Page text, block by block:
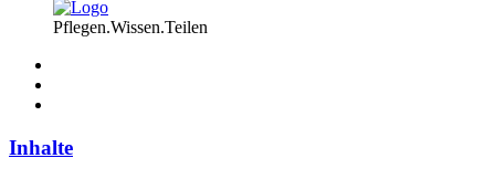
Pflegen.Wissen.Teilen
Inhalte